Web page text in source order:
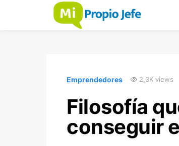
Emprendedores 2,3K views
Filosofía
conseguir